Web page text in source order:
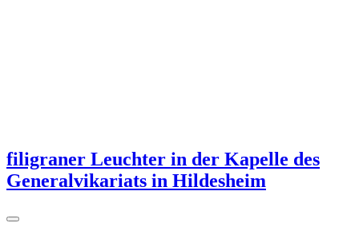
filigraner Leuchter in der Kapelle des
Generalvikariats in Hildesheim